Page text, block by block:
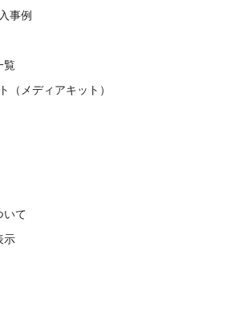
事例
覧
メディアキット）
いて
示